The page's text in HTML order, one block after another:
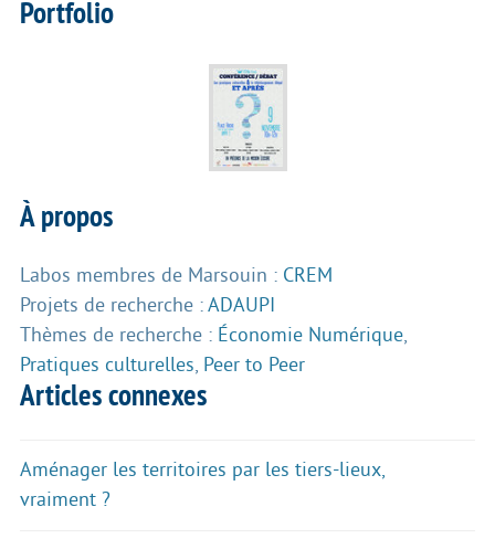
Portfolio
À propos
Labos membres de Marsouin : CREM
Projets de recherche : ADAUPI
Thèmes de recherche : Économie Numérique
Pratiques culturelles Peer to Peer
Articles connexes
Aménager les territoires par les tiers-lieux,
vraiment ?